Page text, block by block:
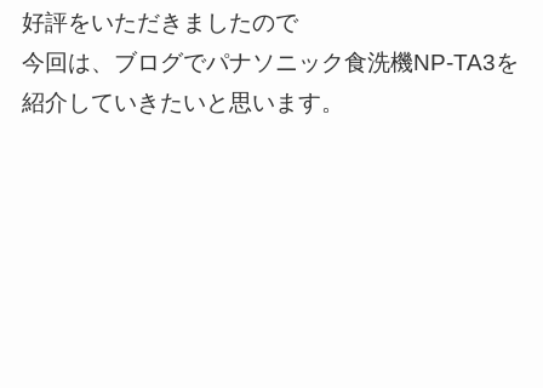
好評をいただきましたので
今回は、ブログでパナソニック食洗機NP-TA3を
紹介していきたいと思います。